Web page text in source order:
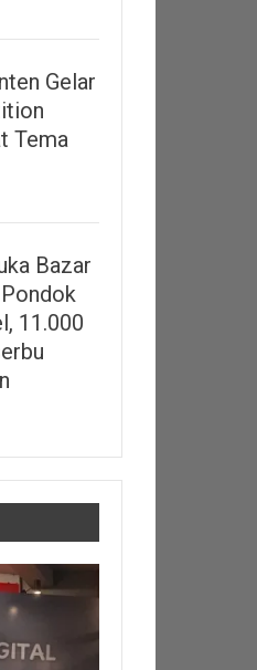
Gelar
Tema
Bazar
11.000